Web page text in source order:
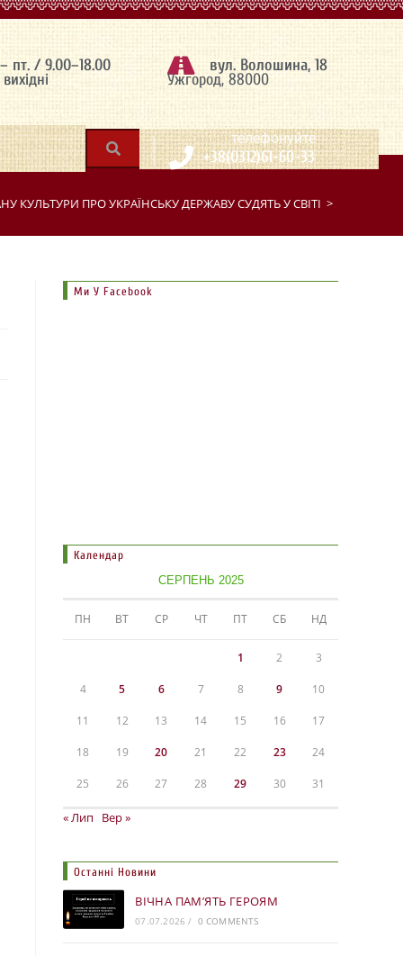
пт. / 9.00–18.00 вул. Волошина, 18
Ужгород, 88000
| телефонуйте
+38(0312)61-60-33
КУЛЬТУРИ ПРО УКРАЇНСЬКУ ДЕРЖАВУ СУДЯТЬ У СВІТІ >
Ми У Facebook
Календар
СЕРПЕНЬ 2025
ПН ВТ СР ЧТ ПТ СБ НД
1 2 3
4 5 6 7 8 9 10
11 12 13 14 15 16 17
18 19 20 21 22 23 24
25 26 27 28 29 30 31
« Лип Вер »
Останні Новини
ВІЧНА ПАМ’ЯТЬ ГЕРОЯМ
07.07.2026 / 0 COMMENTS